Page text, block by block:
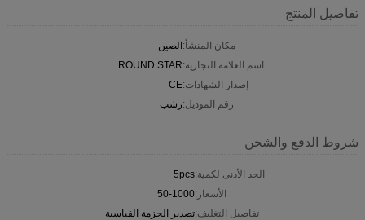
تفاصيل المنتج
مكان المنشأ:الصين
اسم العلامة التجارية:ROUND STAR
إصدار الشهادات:CE
رقم الموديل:زشب
شروط الدفع والشحن
الحد الأدنى لكمية:5pcs
الأسعار:50-1000
تفاصيل التغليف:تصدير الحزمة القياسية